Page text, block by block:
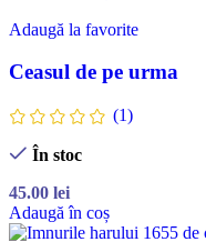
Adaugă la favorite
Ceasul de pe urma
(1)
În stoc
45.00 lei
Adaugă în coș